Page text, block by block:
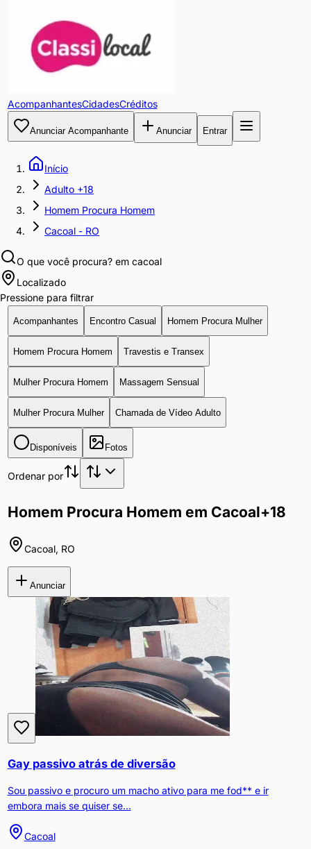
AcompanhantesCidadesCréditos
Anunciar Acompanhante Anunciar Entrar
Início
Adulto +18
Homem Procura Homem
Cacoal - RO
O que você procura? em cacoal
Localizado
Pressione para filtrar
Acompanhantes Encontro Casual Homem Procura Mulher
Homem Procura Homem Travestis e Transex
Mulher Procura Homem Massagem Sensual
Mulher Procura Mulher Chamada de Vídeo Adulto
Disponíveis Fotos
Ordenar por
Homem Procura Homem em Cacoal+18
Cacoal, RO
Anunciar
Gay passivo atrás de diversão
Sou passivo e procuro um macho ativo para me fod** e ir
embora mais se quiser se...
Cacoal